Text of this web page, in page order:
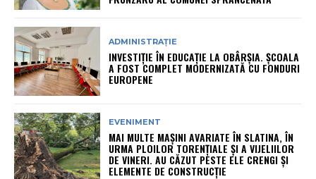
ADMINISTRAȚIE
INVESTIȚIE ÎN EDUCAȚIE LA OBÂRȘIA. ȘCOALA
A FOST COMPLET MODERNIZATĂ CU FONDURI
EUROPENE
EVENIMENT
MAI MULTE MAȘINI AVARIATE ÎN SLATINA, ÎN
URMA PLOILOR TORENȚIALE ȘI A VIJELIILOR
DE VINERI. AU CĂZUT PESTE ELE CRENGI ȘI
ELEMENTE DE CONSTRUCȚIE